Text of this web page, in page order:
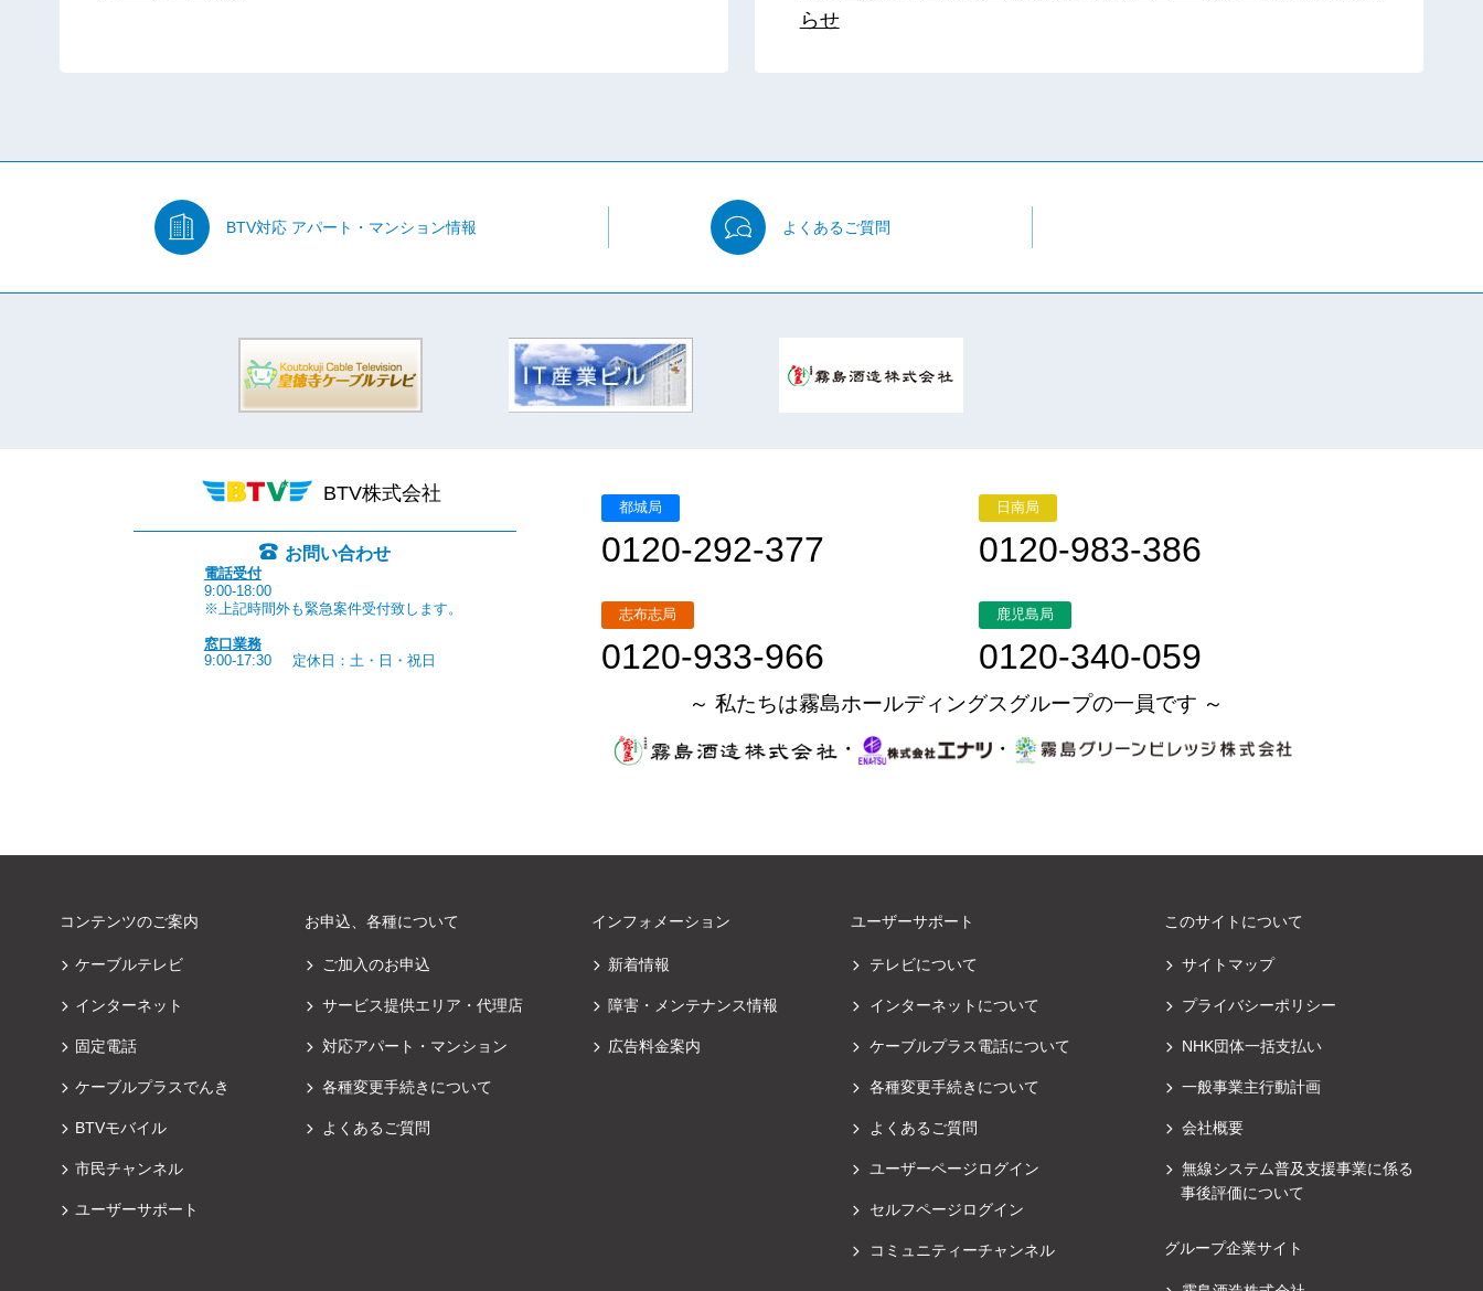
らせ
BTV対応 アパート・マンション情報 よくあるご質問
BTV株式会社
お問い合わせ
電話受付
9:00-18:00
※上記時間外も緊急案件受付致します。
窓口業務
9:00-17:30
定休日：土・日・祝日
都城局
0120-292-377
日南局
0120-983-386
志布志局
0120-933-966
鹿児島局
0120-340-059
～ 私たちは霧島ホールディングスグループの一員です ～
・
・
コンテンツのご案内
ケーブルテレビ
インターネット
固定電話
ケーブルプラスでんき
BTVモバイル
市民チャンネル
ユーザーサポート
お申込、各種について
ご加入のお申込
サービス提供エリア・代理店
対応アパート・マンション
各種変更手続きについて
よくあるご質問
インフォメーション
新着情報
障害・メンテナンス情報
広告料金案内
ユーザーサポート
テレビについて
インターネットについて
ケーブルプラス電話について
各種変更手続きについて
よくあるご質問
ユーザーページログイン
セルフページログイン
コミュニティーチャンネル
このサイトについて
サイトマップ
プライバシーポリシー
NHK団体一括支払い
一般事業主行動計画
会社概要
無線システム普及支援事業に係る
事後評価について
グループ企業サイト